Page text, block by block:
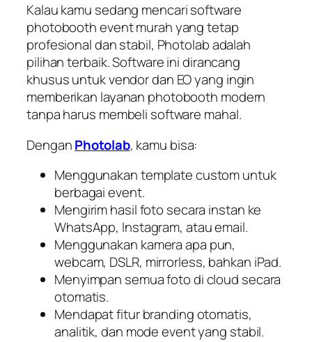
Kalau kamu sedang mencari software
photobooth event murah yang tetap
profesional dan stabil, Photolab adalah
pilihan terbaik. Software ini dirancang
khusus untuk vendor dan EO yang ingin
memberikan layanan photobooth modern
tanpa harus membeli software mahal.
DenganPhotolab, kamu bisa:
Menggunakan template custom untuk
berbagai event.
Mengirim hasil foto secara instan ke
WhatsApp, Instagram, atau email.
Menggunakan kamera apa pun,
webcam, DSLR, mirrorless, bahkan iPad.
Menyimpan semua foto di cloud secara
otomatis.
Mendapat fitur branding otomatis,
analitik, dan mode event yang stabil.